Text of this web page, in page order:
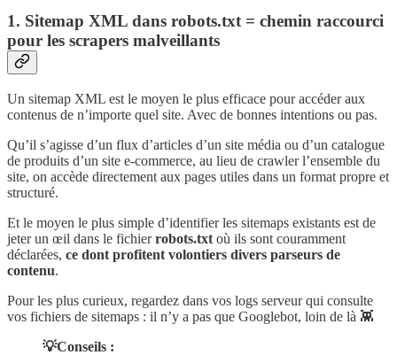
1. Sitemap XML dans robots.txt = chemin raccourci
pour les scrapers malveillants
Un sitemap XML est le moyen le plus efficace pour accéder aux
contenus de n’importe quel site. Avec de bonnes intentions ou pas.
Qu’il s’agisse d’un flux d’articles d’un site média ou d’un catalogue
de produits d’un site e-commerce, au lieu de crawler l’ensemble du
site, on accède directement aux pages utiles dans un format propre et
structuré.
Et le moyen le plus simple d’identifier les sitemaps existants est de
jeter un œil dans le fichierrobots.txt où ils sont couramment
déclarées, ce dont profitent volontiers divers parseurs de
contenu.
Pour les plus curieux, regardez dans vos logs serveur qui consulte
vos fichiers de sitemaps : il n’y a pas que Googlebot, loin de là 👾
💡Conseils :